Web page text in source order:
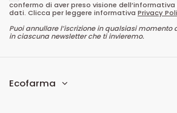
confermo di aver preso visione
dati. Clicca per leggere informativa Privacy
Puoi annullare l’iscrizione in qualsiasi momento
in ciascuna newsletter che ti invieremo.
Ecofarma